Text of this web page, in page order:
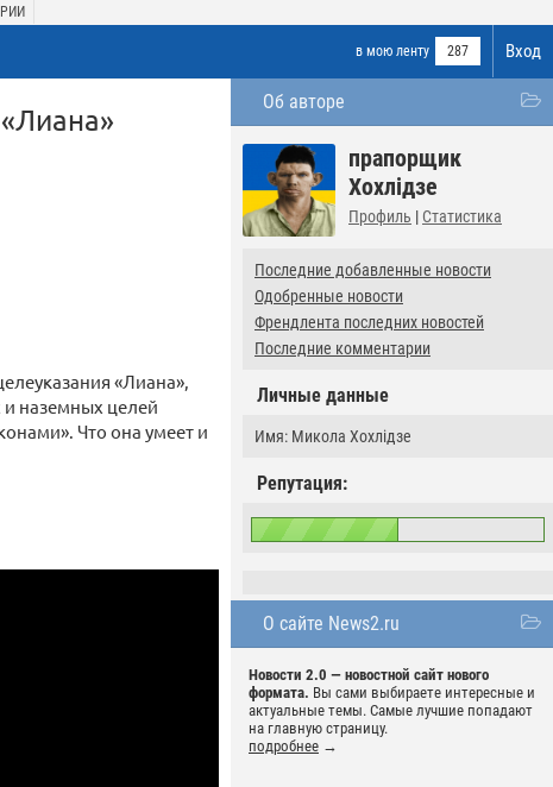
Вход
в мою ленту 287
Об авторе
прапорщик
Хохлідзе
Профиль | Статистика
Последние добавленные новости
Одобренные новости
Френдлента последних новостей
Последние комментарии
Личные данные
Имя: Микола Хохлідзе
Репутация:
О сайте News2.ru
Новости 2.0 — новостной сайт нового
формата. Вы сами выбираете интересные и
актуальные темы. Самые лучшие попадают
на главную страницу.
подробнее →
«Лиана»,
наземных целей
Что она умеет и